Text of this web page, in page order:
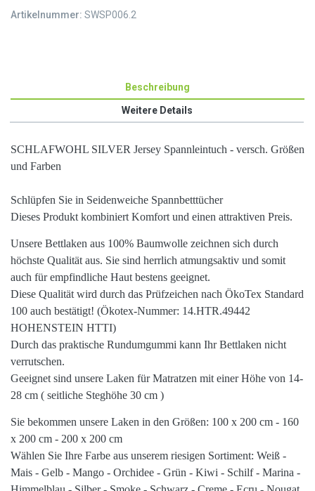
Artikelnummer: SWSP006.2
Beschreibung
Weitere Details
SCHLAFWOHL SILVER Jersey Spannleintuch - versch. Größen
und Farben
Schlüpfen Sie in Seidenweiche Spannbetttücher
Dieses Produkt kombiniert Komfort und einen attraktiven Preis.
Unsere Bettlaken aus 100% Baumwolle zeichnen sich durch
höchste Qualität aus. Sie sind herrlich atmungsaktiv und somit
auch fürempfindliche Haut bestens geeignet.
Diese Qualität wird durch das Prüfzeichen nach ÖkoTex Standard
100 auch bestätigt! (Ökotex-Nummer: 14.HTR.49442
HOHENSTEIN HTTI)
Durch das praktische Rundumgummi kann Ihr Bettlaken nicht
verrutschen.
Geeignet sind unsere Laken für Matratzen mit einer Höhe von 14-
28 cm ( seitliche Steghöhe 30 cm )
Sie bekommen unsere Laken in den Größen: 100 x 200 cm - 160
x 200 cm - 200 x 200 cm
Wählen Sie Ihre Farbe aus unserem riesigen Sortiment: Weiß -
Mais - Gelb - Mango - Orchidee - Grün - Kiwi - Schilf - Marina -